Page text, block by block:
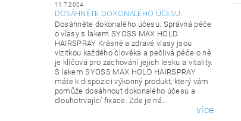
11.7.2024
DOSÁHNĚTE DOKONALÉHO ÚČESU.
Dosáhněte dokonalého účesu: Správná péče
o vlasy s lakem SYOSS MAX HOLD
HAIRSPRAY Krásné a zdravé vlasy jsou
vizitkou každého člověka a pečlivá péče o ně
je klíčová pro zachování jejich lesku a vitality.
S lakem SYOSS MAX HOLD HAIRSPRAY
máte k dispozici výkonný produkt, který vám
pomůže dosáhnout dokonalého účesu a
dlouhotrvající fixace. Zde je ná...
více